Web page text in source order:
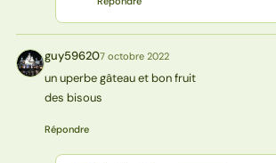
G guy596207 octobre 2022
un uperbe gâteau et bon fruit
des bisous
Répondre